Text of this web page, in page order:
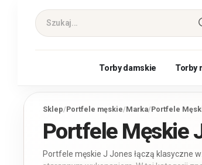
Torby damskie Torby
Sklep/Portfele męskie/Marka/Portfele
Portfele Męskie
Portfele męskie J Jones łączą klasyczne